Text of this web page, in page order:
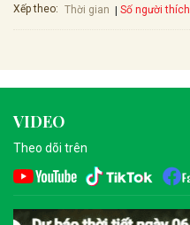
Xếp theo: Thời gian Số người thích
VIDEO
Theo dõi trên